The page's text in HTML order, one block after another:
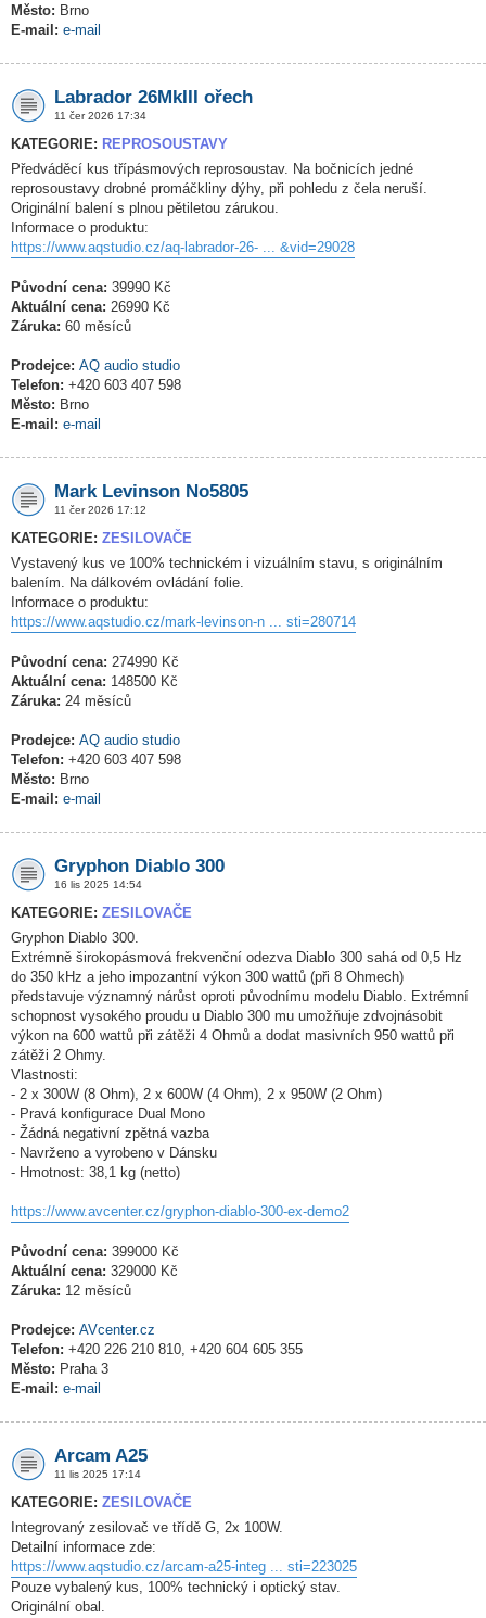
Město: Brno
E-mail: e-mail
Labrador 26MkIII ořech
11 čer 2026 17:34
KATEGORIE: REPROSOUSTAVY
Předváděcí kus třípásmových reprosoustav. Na bočnicích jedné
reprosoustavy drobné promáčkliny dýhy, při pohledu z čela neruší.
Originální balení s plnou pětiletou zárukou.
Informace o produktu:
https://www.aqstudio.cz/aq-labrador-26- ... &vid=29028
Původní cena: 39990 Kč
Aktuální cena: 26990 Kč
Záruka: 60 měsíců
Prodejce: AQ audio studio
Telefon: +420 603 407 598
Město: Brno
E-mail: e-mail
Mark Levinson No5805
11 čer 2026 17:12
KATEGORIE: ZESILOVAČE
Vystavený kus ve 100% technickém i vizuálním stavu, s originálním
balením. Na dálkovém ovládání folie.
Informace o produktu:
https://www.aqstudio.cz/mark-levinson-n ... sti=280714
Původní cena: 274990 Kč
Aktuální cena: 148500 Kč
Záruka: 24 měsíců
Prodejce: AQ audio studio
Telefon: +420 603 407 598
Město: Brno
E-mail: e-mail
Gryphon Diablo 300
16 lis 2025 14:54
KATEGORIE: ZESILOVAČE
Gryphon Diablo 300.
Extrémně širokopásmová frekvenční odezva Diablo 300 sahá od 0,5 Hz
do 350 kHz a jeho impozantní výkon 300 wattů (při 8 Ohmech)
představuje významný nárůst oproti původnímu modelu Diablo. Extrémní
schopnost vysokého proudu u Diablo 300 mu umožňuje zdvojnásobit
výkon na 600 wattů při zátěži 4 Ohmů a dodat masivních 950 wattů při
zátěži 2 Ohmy.
Vlastnosti:
- 2 x 300W (8 Ohm), 2 x 600W (4 Ohm), 2 x 950W (2 Ohm)
- Pravá konfigurace Dual Mono
- Žádná negativní zpětná vazba
- Navrženo a vyrobeno v Dánsku
- Hmotnost: 38,1 kg (netto)
https://www.avcenter.cz/gryphon-diablo-300-ex-demo2
Původní cena: 399000 Kč
Aktuální cena: 329000 Kč
Záruka: 12 měsíců
Prodejce: AVcenter.cz
Telefon: +420 226 210 810, +420 604 605 355
Město: Praha 3
E-mail: e-mail
Arcam A25
11 lis 2025 17:14
KATEGORIE: ZESILOVAČE
Integrovaný zesilovač ve třídě G, 2x 100W.
Detailní informace zde:
https://www.aqstudio.cz/arcam-a25-integ ... sti=223025
Pouze vybalený kus, 100% technický i optický stav.
Originální obal.